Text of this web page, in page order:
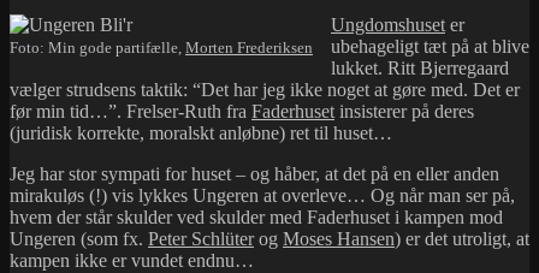
Foto: Min gode partifælle, Morten Frederiksen
Ungdomshuset er
ubehageligt tæt på at blive
lukket. Ritt Bjerregaard
vælger strudsens taktik: “Det har jeg ikke noget at gøre med. Det er
før min tid…”. Frelser-Ruth fra Faderhuset insisterer på deres
(juridisk korrekte, moralskt anløbne) ret til huset…
Jeg har stor sympati for huset – og håber, at det på en eller anden
mirakuløs (!) vis lykkes Ungeren at overleve… Og når man ser på,
hvem der står skulder ved skulder med Faderhuset i kampen mod
Ungeren (som fx. Peter Schlüterog Moses Hansen) er det utroligt, at
kampen ikke er vundet endnu…